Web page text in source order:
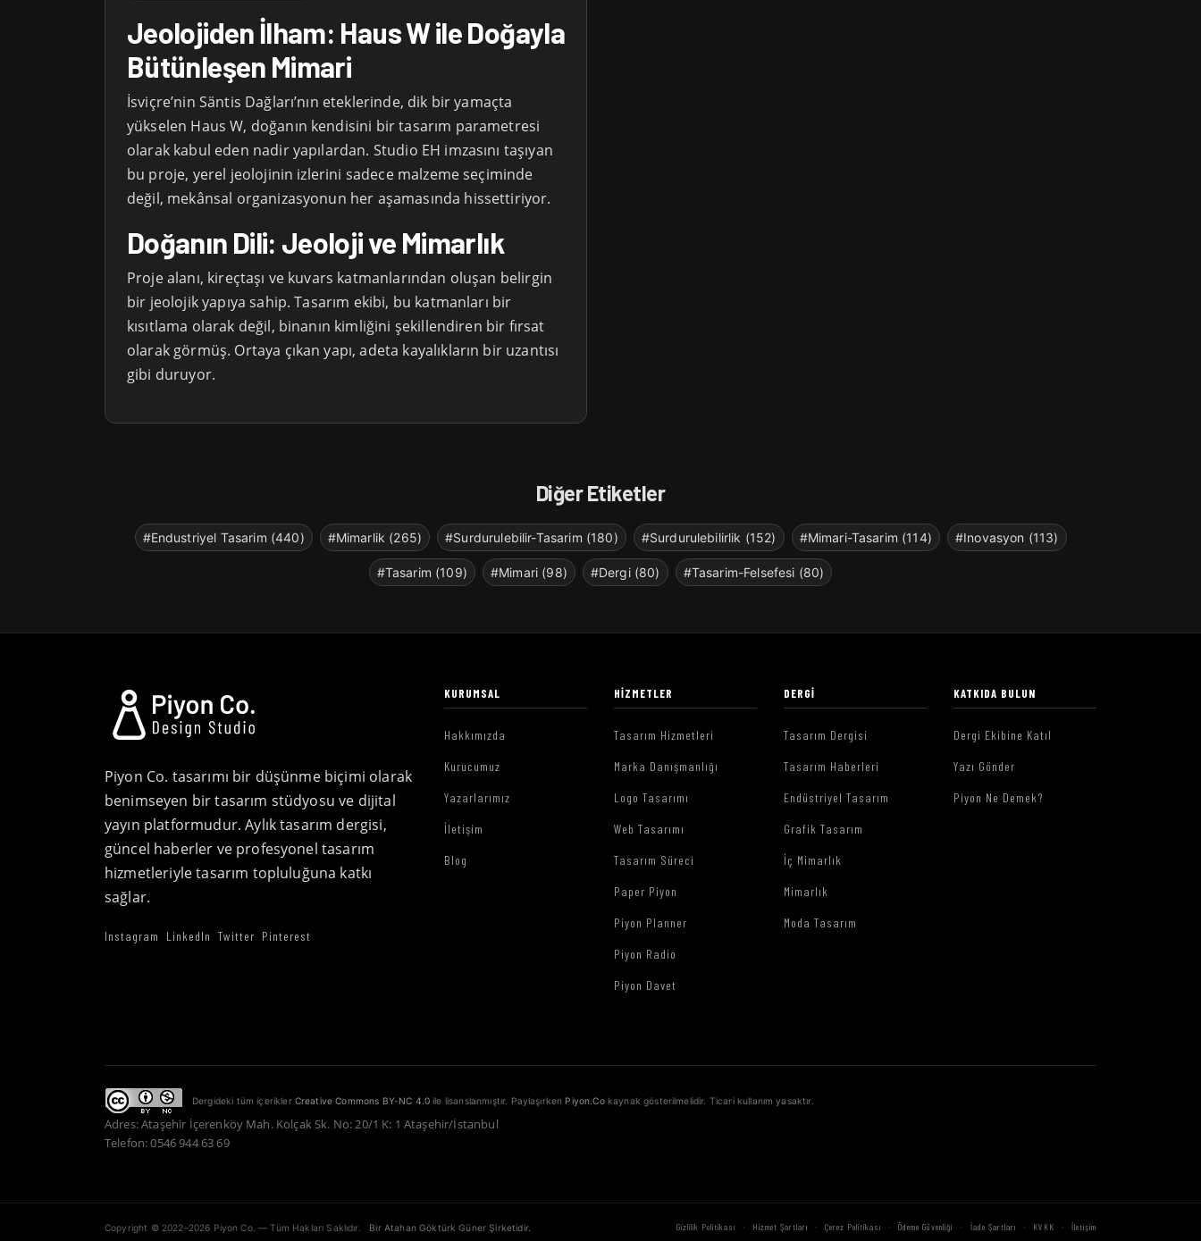
Jeolojiden İlham: Haus W ile Doğayla
Bütünleşen Mimari
İsviçre’nin Säntis Dağları’nın eteklerinde, dik bir yamaçta
yükselen Haus W, doğanın kendisini bir tasarım parametresi
olarak kabul eden nadir yapılardan. Studio EH imzasını taşıyan
bu proje, yerel jeolojinin izlerini sadece malzeme seçiminde
değil, mekânsal organizasyonun her aşamasında hissettiriyor.
Doğanın Dili: Jeoloji ve Mimarlık
Proje alanı, kireçtaşı ve kuvars katmanlarından oluşan belirgin
bir jeolojik yapıya sahip. Tasarım ekibi, bu katmanları bir
kısıtlama olarak değil, binanın kimliğini şekillendiren bir fırsat
olarak görmüş. Ortaya çıkan yapı, adeta kayalıkların bir uzantısı
gibi duruyor.
Diğer Etiketler
#Endustriyel Tasarim (440) #Mimarlik (265) #Surdurulebilir-Tasarim (180) #Surdurulebilirlik (152) #Mimari-Tasarim (114) #Inovasyon (113)
#Tasarim (109) #Mimari (98) #Dergi (80) #Tasarim-Felsefesi (80)
Piyon Co. tasarımı bir düşünme biçimi olarak
benimseyen bir tasarım stüdyosu ve dijital
yayın platformudur. Aylık tasarım dergisi,
güncel haberler ve profesyonel tasarım
hizmetleriyle tasarım topluluğuna katkı
sağlar.
Instagram LinkedIn Twitter Pinterest
KURUMSAL
Hakkımızda
Kurucumuz
Yazarlarımız
İletişim
Blog
HIZMETLER
Tasarım Hizmetleri
Marka Danışmanlığı
Logo Tasarımı
Web Tasarımı
Tasarım Süreci
Paper Piyon
Piyon Planner
Piyon Radio
Piyon Davet
DERGI
Tasarım Dergisi
Tasarım Haberleri
Endüstriyel Tasarım
Grafik Tasarım
İç Mimarlık
Mimarlık
Moda Tasarım
KATKIDA BULUN
Dergi Ekibine Katıl
Yazı Gönder
Piyon Ne Demek?
Dergideki tüm içerikler Creative Commons BY-NC 4.0 ile lisanslanmıştır. Paylaşırken Piyon.Cokaynak gösterilmelidir. Ticari kullanım yasaktır.
Adres: Ataşehir İçerenköy Mah. Kolçak Sk. No: 20/1 K: 1 Ataşehir/İstanbul
Telefon: 0546 944 63 69
Copyright © 2022–2026 Piyon Co. — Tüm Hakları Saklıdır. Bir Atahan Göktürk Güner Şirketidir. Gizlilik Politikası · Hizmet Şartları · Çerez Politikası · Ödeme Güvenliği · İade Şartları · KVKK · İletişim